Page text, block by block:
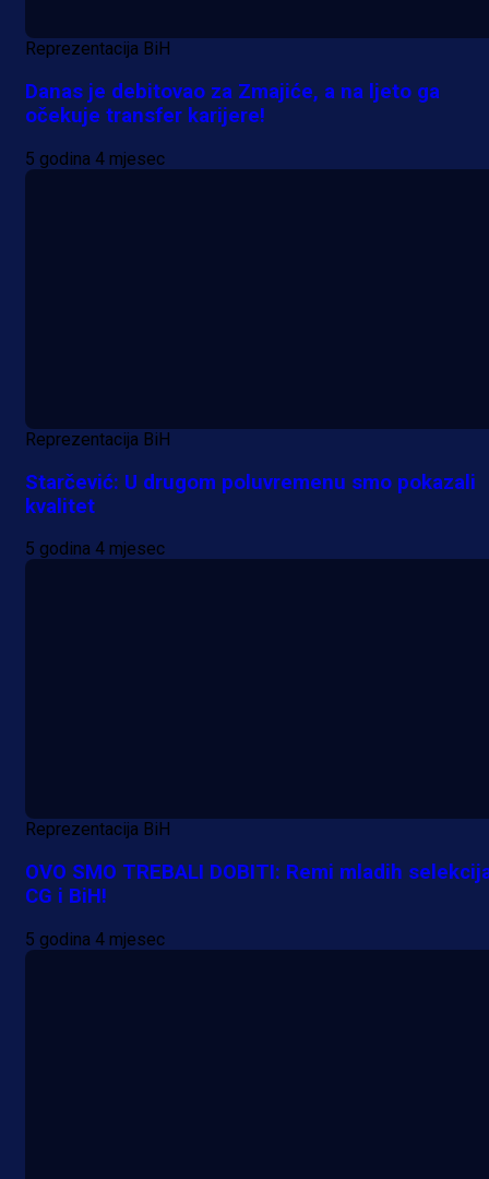
Reprezentacija BiH
Danas je debitovao za Zmajiće, a na ljeto ga
očekuje transfer karijere!
5 godina 4 mjesec
Reprezentacija BiH
Starčević: U drugom poluvremenu smo pokazali
kvalitet
5 godina 4 mjesec
Reprezentacija BiH
OVO SMO TREBALI DOBITI: Remi mladih
CG i BiH!
5 godina 4 mjesec